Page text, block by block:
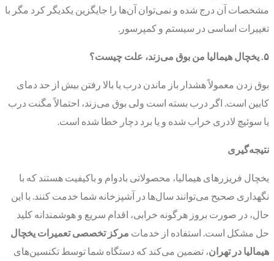
مشخصات آن درج شده و نمی‌توان آن‌ها را جایگزین یکدیگر کرد مگر با
تغییرات اساسی در سیستم و کمپرسور.
۵. یخچال هیمالیا من بوق می‌زند، علت چیست؟
بوق زدن معمولاً هشدار باز ماندن درب یا بالا رفتن بیش از حد دمای
کابین است. اگر درب بسته است ولی بوق می‌زند، احتمالاً مگنت درب
یا سوئیچ لادری خراب شده و یا برد دچار خطا شده است.
نتیجه‌گیری
یخچال فریزرهای هیمالیا، محصولاتی بادوام و باکیفیت هستند که با
نگهداری صحیح می‌توانند سال‌ها در آشپزخانه شما خدمت کنند. با این
حال، در صورت بروز هرگونه خرابی، اقدام سریع و هوشمندانه کلید
حل مشکل است. استفاده از خدمات مرکز تخصصی تعمیرات یخچال
هیمالیا در تهران، تضمین می‌کند که دستگاه شما توسط تکنسین‌های